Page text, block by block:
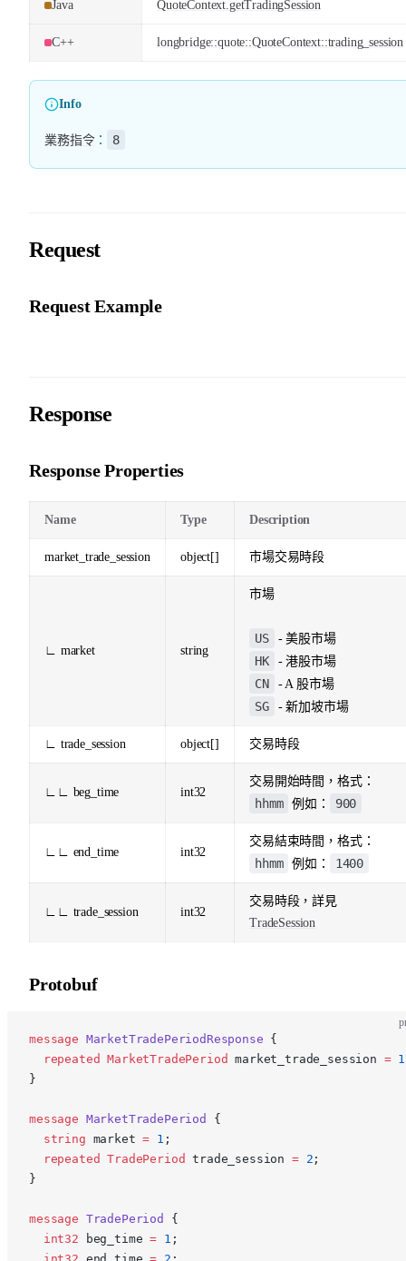
Java QuoteContext.getTradingSession
C++ longbridge::quote::QuoteContext::trading_session
Info
業務指令： 8
Request
Request Example
Response
Response Properties
Name Type Description
market_trade_session object[] 市場交易時段
∟ market string
市場
US - 美股市場
HK - 港股市場
CN - A 股市場
SG - 新加坡市場
∟ trade_session object[] 交易時段
∟∟ beg_time int32
交易開始時間，格式：
hhmm 例如： 900
∟∟ end_time int32
交易結束時間，格式：
hhmm 例如： 1400
∟∟ trade_session int32
交易時段，詳見
TradeSession
Protobuf
message MarketTradePeriodResponse {
  repeated
MarketTradePeriod market_trade_session = 1
}
message MarketTradePeriod
{
  string
market = 1 ;
  repeated
TradePeriod trade_session = 2 ;
}
message TradePeriod
{
  int32
beg_time = 1 ;